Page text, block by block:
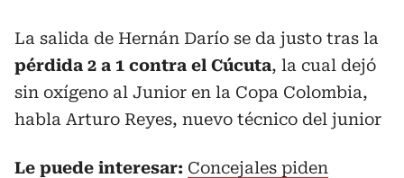
La salida de Hernán Darío se da justo tras la
pérdida 2 a 1 contra el Cúcuta, la cual dejó
sin oxígeno al Junior en la Copa Colombia,
habla Arturo Reyes, nuevo técnico del junior
Le puede interesar: Concejales piden